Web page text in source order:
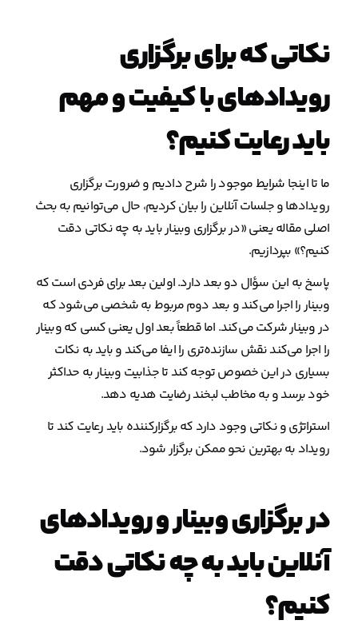
نکاتی که برای برگزاری
رویدادهای با کیفیت و مهم
باید رعایت کنیم؟
ما تا اینجا شرایط موجود را شرح دادیم و ضرورت برگزاری
رویدادها و جلسات آنلاین را بیان کردیم، حال می‌توانیم به بحث
اصلی مقاله یعنی «در برگزاری وبینار باید به چه نکاتی دقت
کنیم؟» بپردازیم.
پاسخ به این سؤال دو بعد دارد. اولین بعد برای فردی است که
وبینار را اجرا می‌کند و بعد دوم مربوط به شخصی می‌شود که
در وبینار شرکت می‌کند. اما قطعاً بعد اول یعنی کسی که وبینار
را اجرا می‌کند نقش سازنده‌تری را ایفا می‌کند و باید به نکات
بسیاری در این خصوص توجه کند تا جذابیت وبینار به حداکثر
خود برسد و به مخاطب لبخند رضایت هدیه دهد.
استراتژی و نکاتی وجود دارد که برگزارکننده باید رعایت کند تا
رویداد به بهترین نحو ممکن برگزار شود.
در برگزاری وبینار و رویدادهای
آنلاین باید به چه نکاتی دقت
کنیم؟